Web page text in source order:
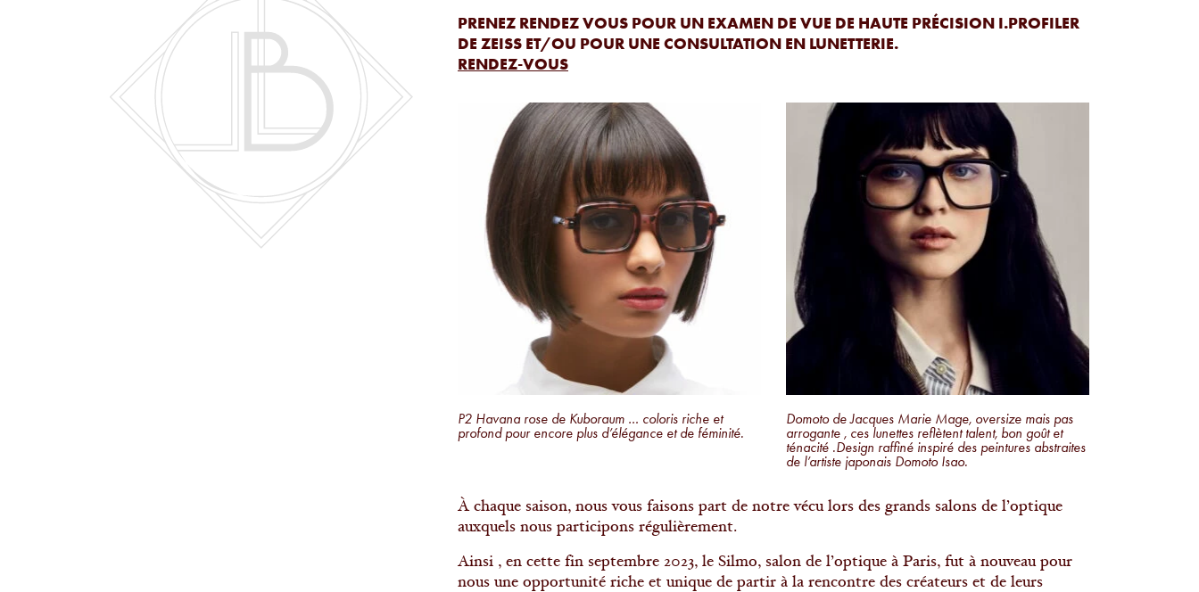
PRENEZ RENDEZ VOUS POUR UN EXAMEN DE VUE DE HAUTE PRÉCISION I.PROFILER
DE ZEISS ET/OU POUR UNE CONSULTATION EN LUNETTERIE.
RENDEZ-VOUS
P2 Havana rose de Kuboraum … coloris riche et
profond pour encore plus d’élégance et de féminité.
Domoto de Jacques Marie Mage, oversize mais pas
arrogante , ces lunettes reflètent talent, bon goût et
ténacité .Design raffiné inspiré des peintures abstraites
de l’artiste japonais Domoto Isao.
À chaque saison, nous vous faisons part de notre vécu lors des grands salons de l’optique
auxquels nous participons régulièrement.
Ainsi , en cette fin septembre 2023, le Silmo, salon de l’optique à Paris, fut à nouveau pour
nous une opportunité riche et unique de partir à la rencontre des créateurs et de leurs